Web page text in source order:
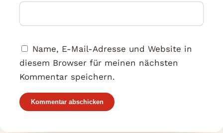
Name, E-Mail-Adresse und Website in
diesem Browser für meinen nächsten
Kommentar speichern.